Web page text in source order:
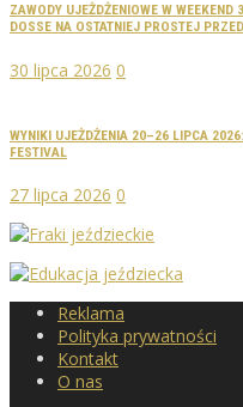
ZAWODY UJEŻDŻENIOWE W
DOSSE NA OSTATNIEJ PROSTEJ
30 lipca 2026 0
WYNIKI UJEŻDŻENIA 20–26 LIPCA
FESTIVAL
27 lipca 2026 0
Reklama
Polityka prywatności
Kontakt
O nas